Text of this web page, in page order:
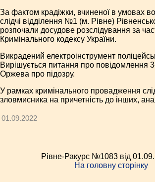
За фактом крадіжки, вчиненої в умовах
слідчі відділення №1 (м. Рівне)
розпочали досудове розслідування за
Кримінального кодексу України.
Викрадений електроінструмент
Вирішується питання про повідомлення
Оржева про підозру.
У рамках кримінального провадження
зловмисника на причетність до інших,
01.09.2022
Рівне-Ракурс №1083 від
На головну сторінку